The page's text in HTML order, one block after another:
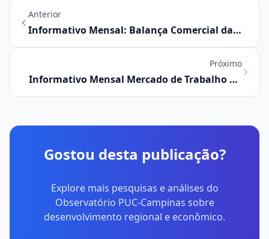
Anterior
Informativo Mensal: Balança Comercial da
Região Metropolitana de Campinas
Próximo
Informativo Mensal Mercado de Trabalho na
Região Metropolitana de Campinas
Gostou desta publicação?
Explore mais pesquisas e análises do
Observatório PUC-Campinas sobre
desenvolvimento regional e econômico.